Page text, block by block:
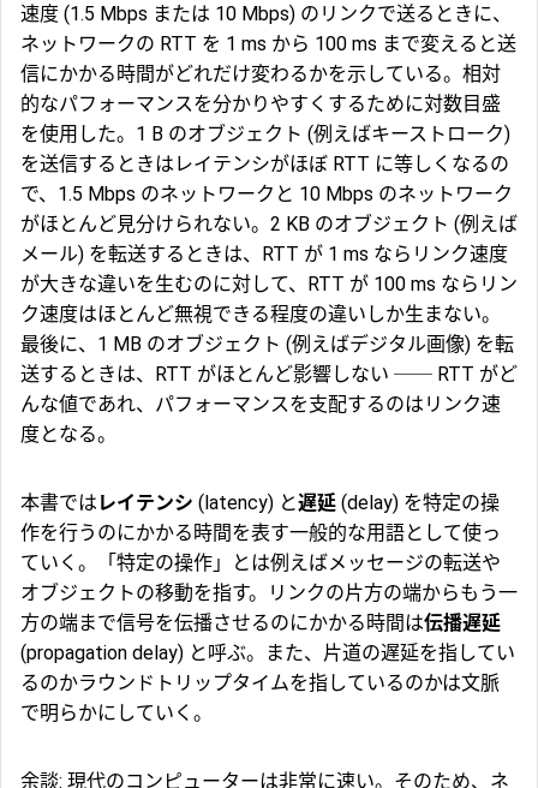
速度 (1.5 Mbps または 10 Mbps) のリンクで送るときに、
ネットワークの RTT を 1 ms から 100 ms まで変えると送
信にかかる時間がどれだけ変わるかを示している。相対
的なパフォーマンスを分かりやすくするために対数目盛
を使用した。1 B のオブジェクト (例えばキーストローク)
を送信するときはレイテンシがほぼ RTT に等しくなるの
で、1.5 Mbps のネットワークと 10 Mbps のネットワーク
がほとんど見分けられない。2 KB のオブジェクト (例えば
メール) を転送するときは、RTT が 1 ms ならリンク速度
が大きな違いを生むのに対して、RTT が 100 ms ならリン
ク速度はほとんど無視できる程度の違いしか生まない。
最後に、1 MB のオブジェクト (例えばデジタル画像) を転
送するときは、RTT がほとんど影響しない ── RTT がど
んな値であれ、パフォーマンスを支配するのはリンク速
度となる。
本書では レイテンシ (latency) と遅延 (delay) を特定の操
作を行うのにかかる時間を表す一般的な用語として使っ
ていく。「特定の操作」とは例えばメッセージの転送や
オブジェクトの移動を指す。リンクの片方の端からもう一
方の端まで信号を伝播させるのにかかる時間は伝播遅延
(propagation delay) と呼ぶ。また、片道の遅延を指してい
るのかラウンドトリップタイムを指しているのかは文脈
で明らかにしていく。
余談: 現代のコンピューターは非常に速い。そのため、ネ